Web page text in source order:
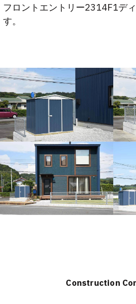
フロントエントリー2314F1デ
す。
Construction